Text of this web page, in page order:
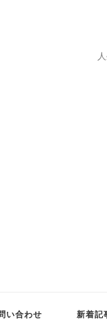
い合わせ 新着記